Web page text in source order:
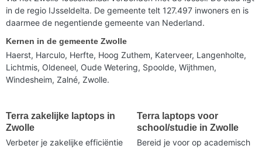
in de regio IJsseldelta. De gemeente telt 127.497 inwoners en is
daarmee de negentiende gemeente van Nederland.
Kernen in de gemeente Zwolle
Haerst, Harculo, Herfte, Hoog Zuthem, Katerveer, Langenholte,
Lichtmis, Oldeneel, Oude Wetering, Spoolde, Wijthmen,
Windesheim, Zalné, Zwolle.
Terra zakelijke laptops in
Zwolle
Verbeter je zakelijke efficiëntie
Terra laptops voor
school/studie in Zwolle
Bereid je voor op academisch